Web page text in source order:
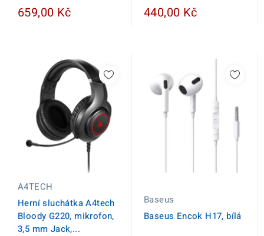
659,00 Kč 440,00 Kč
A4TECH
Herní sluchátka A4tech
Bloody G220, mikrofon,
3,5 mm Jack,...
Baseus
Baseus Encok H17, bílá